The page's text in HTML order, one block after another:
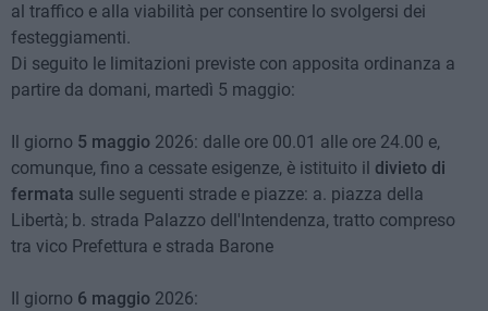
al traffico e alla viabilità per consentire lo svolgersi dei
festeggiamenti.
Di seguito le limitazioni previste con apposita ordinanza a
partire da domani, martedì 5 maggio:
Il giorno 5 maggio 2026: dalle ore 00.01 alle ore 24.00 e,
comunque, fino a cessate esigenze, è istituito il divieto di
fermata sulle seguenti strade e piazze: a. piazza della
Libertà; b. strada Palazzo dell'Intendenza, tratto compreso
tra vico Prefettura e strada Barone
Il giorno 6 maggio 2026: